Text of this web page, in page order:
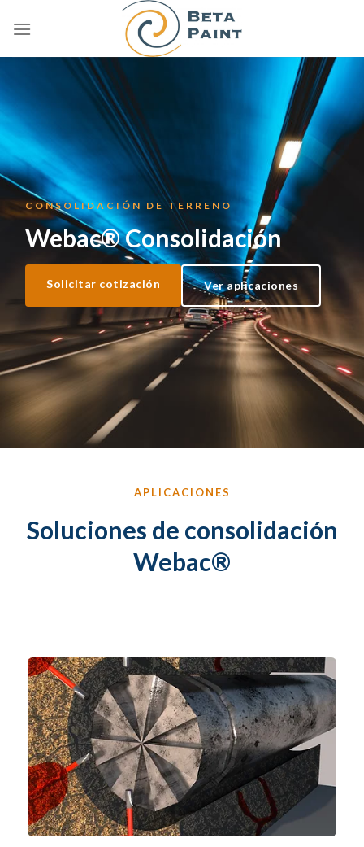
CONSOLIDACIÓN DE TERRENO
Webac® Consolidación
Solicitar cotización Ver aplicaciones
APLICACIONES
Soluciones de consolidación
Webac®